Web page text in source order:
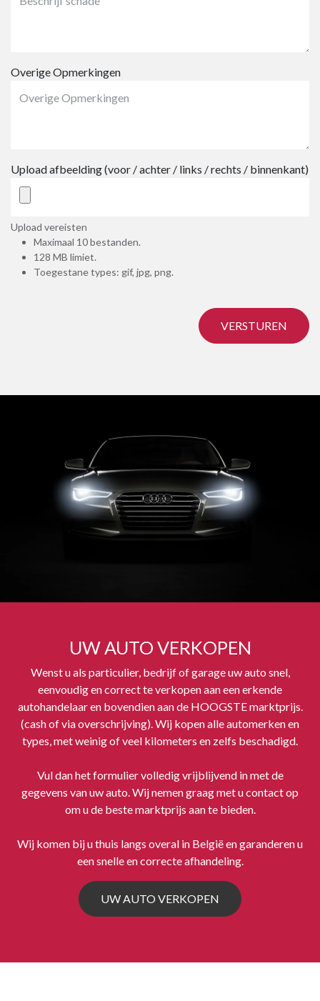
Overige Opmerkingen
Upload afbeelding (voor / achter / links / rechts / binnenkant)
Upload vereisten
Maximaal 10 bestanden.
128 MB limiet.
Toegestane types: gif, jpg, png.
VERSTUREN
UW AUTO VERKOPEN
Wenst u als particulier, bedrijf of garage uw auto snel,
eenvoudig en correct te verkopen aan een erkende
autohandelaar en bovendien aan de HOOGSTE marktprijs.
(cash of via overschrijving). Wij kopen alle automerken en
types, met weinig of veel kilometers en zelfs beschadigd.
Vul dan het formulier volledig vrijblijvend in met de
gegevens van uw auto. Wij nemen graag met u contact op
om u de beste marktprijs aan te bieden.
Wij komen bij u thuis langs overal in België en garanderen u
een snelle en correcte afhandeling.
UW AUTO VERKOPEN